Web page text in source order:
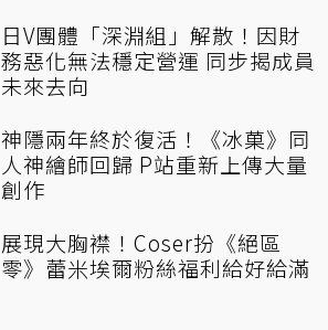
日V團體「深淵組」解散！因財
務惡化無法穩定營運 同步揭成員
未來去向
神隱兩年終於復活！《冰菓》同
人神繪師回歸 P站重新上傳大量
創作
展現大胸襟！Coser扮《絕區
零》蕾米埃爾粉絲福利給好給滿